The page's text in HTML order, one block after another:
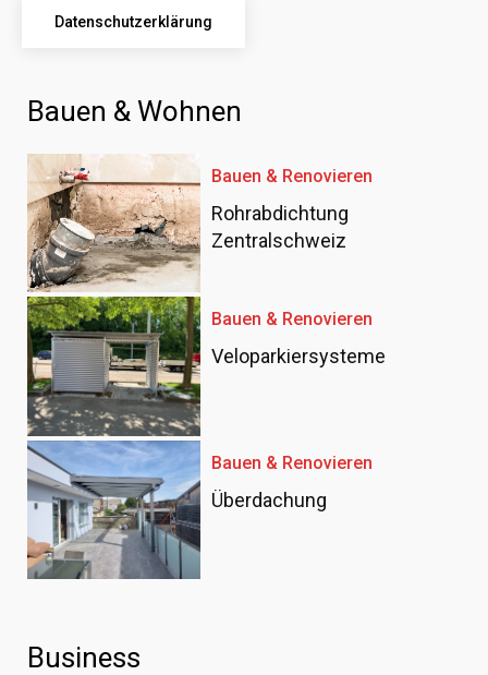
Datenschutzerklärung
Bauen & Wohnen
Bauen & Renovieren
Rohrabdichtung
Zentralschweiz
Bauen & Renovieren
Veloparkiersysteme
Bauen & Renovieren
Überdachung
Business